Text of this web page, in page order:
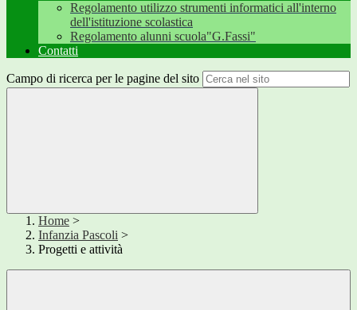
Regolamento utilizzo strumenti informatici all'interno
dell'istituzione scolastica
Regolamento alunni scuola"G.Fassi"
Contatti
Campo di ricerca per le pagine del sito
Home >
Infanzia Pascoli >
Progetti e attività